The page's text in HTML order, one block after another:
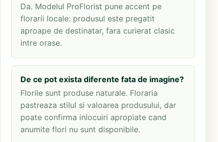
Da. Modelul ProFlorist pune accent pe
florarii locale: produsul este pregatit
aproape de destinatar, fara curierat clasic
intre orase.
De ce pot exista diferente fata de imagine?
Florile sunt produse naturale. Floraria
pastreaza stilul si valoarea produsului, dar
poate confirma inlocuiri apropiate cand
anumite flori nu sunt disponibile.